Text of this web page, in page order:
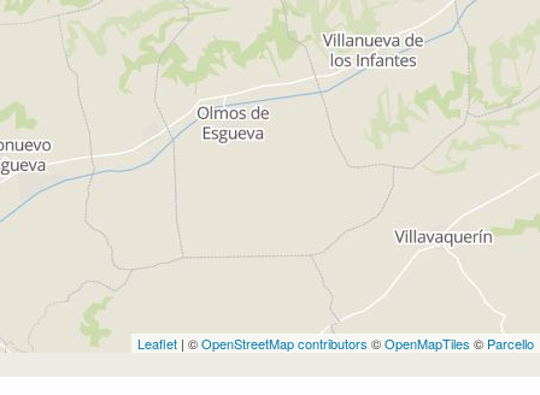
Leaflet | ©OpenStreetMap contributors ©OpenMapTiles © Parcello